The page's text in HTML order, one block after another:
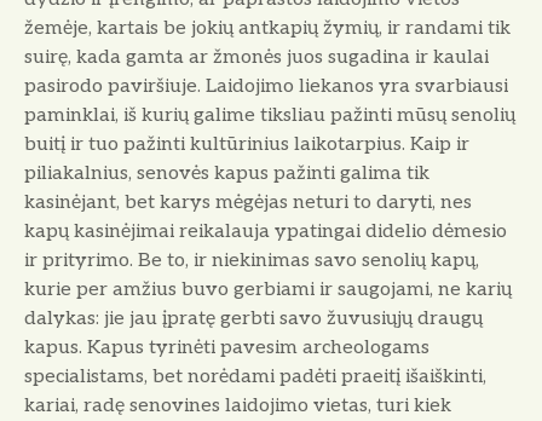
žemėje, kartais be jokių antkapių žymių, ir randami tik
suirę, kada gamta ar žmonės juos sugadina ir kaulai
pasirodo paviršiuje. Laidojimo liekanos yra svarbiausi
paminklai, iš kurių galime tiksliau pažinti mūsų senolių
buitį ir tuo pažinti kultūrinius laikotarpius. Kaip ir
piliakalnius, senovės kapus pažinti galima tik
kasinėjant, bet karys mėgėjas neturi to daryti, nes
kapų kasinėjimai reikalauja ypatingai didelio dėmesio
ir prityrimo. Be to, ir niekinimas savo senolių kapų,
kurie per amžius buvo gerbiami ir saugojami, ne karių
dalykas: jie jau įpratę gerbti savo žuvusiųjų draugų
kapus. Kapus tyrinėti pavesim archeologams
specialistams, bet norėdami padėti praeitį išaiškinti,
kariai, radę senovines laidojimo vietas, turi kiek